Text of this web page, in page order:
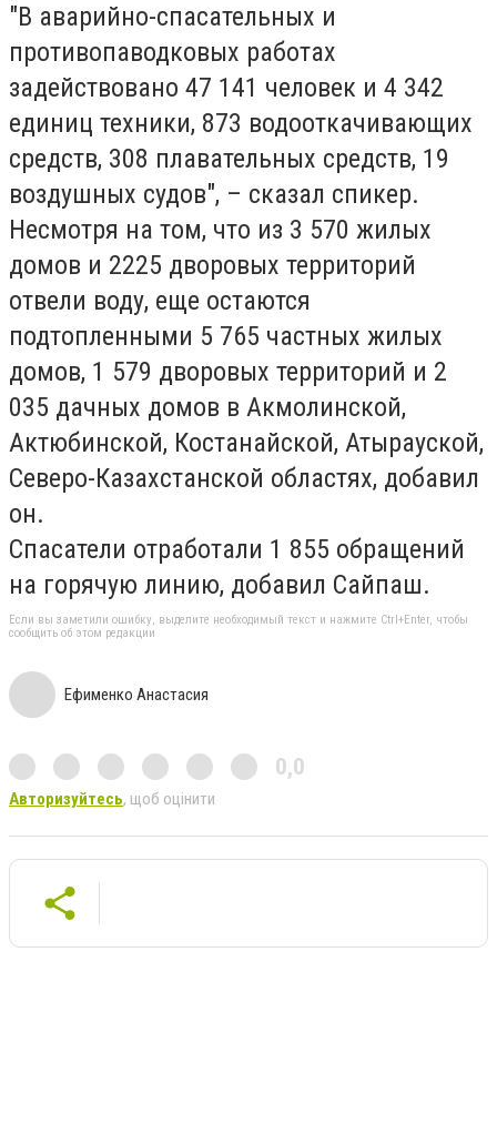
"В аварийно-спасательных и
противопаводковых работах
задействовано 47 141 человек и 4 342
единиц техники, 873 водооткачивающих
средств, 308 плавательных средств, 19
воздушных судов", – сказал спикер.
Несмотря на том, что из 3 570 жилых
домов и 2225 дворовых территорий
отвели воду, еще остаются
подтопленными 5 765 частных жилых
домов, 1 579 дворовых территорий и 2
035 дачных домов в Акмолинской,
Актюбинской, Костанайской, Атырауской,
Северо-Казахстанской областях, добавил
он.
Спасатели отработали 1 855 обращений
на горячую линию, добавил Сайпаш.
Если вы заметили ошибку, выделите необходимый текст и нажмите Ctrl+Enter, чтобы
сообщить об этом редакции
Ефименко Анастасия
0,0
Авторизуйтесь, щоб оцінити